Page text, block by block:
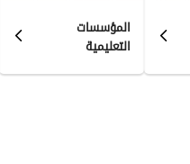
المؤسسات
التعليمية